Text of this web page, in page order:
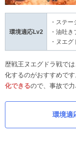
環境適応Lv2
・ステ
・油吐
・ヌエ
歴戦王ヌエグドラ戦で
化するのがおすすめで
化できるので、事故で力
環境適